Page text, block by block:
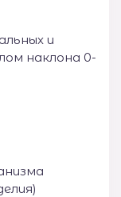
и
наклона 0-